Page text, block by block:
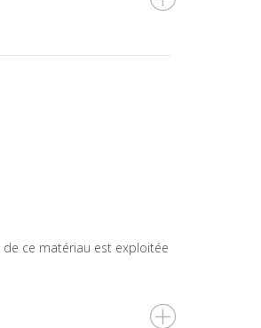
de ce matériau est exploitée